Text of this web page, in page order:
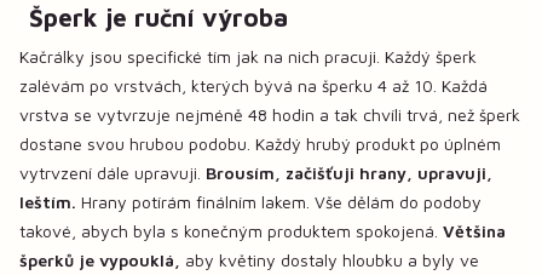
Šperk je ruční výroba
Kačrálky jsou specifické tím jak na nich pracuji. Každý šperk
zalévám po vrstvách, kterých bývá na šperku 4 až 10. Každá
vrstva se vytvrzuje nejméně 48 hodin a tak chvíli trvá, než šperk
dostane svou hrubou podobu. Každý hrubý produkt po úplném
vytrvzení dále upravuji. Brousím, začišťuji hrany, upravuji,
leštím. Hrany potírám finálním lakem. Vše dělám do podoby
takové, abych byla s konečným produktem spokojená. Většina
šperků je vypouklá,
aby květiny dostaly hloubku a byly ve